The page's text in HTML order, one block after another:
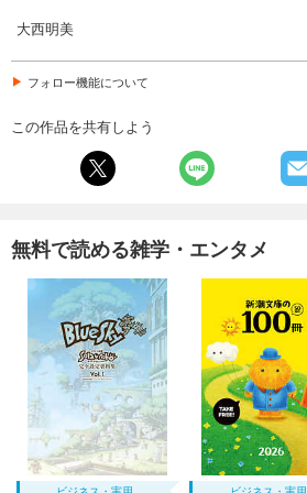
大西明美
フォロー機能について
この作品を共有しよう
無料で読める雑学・エンタメ